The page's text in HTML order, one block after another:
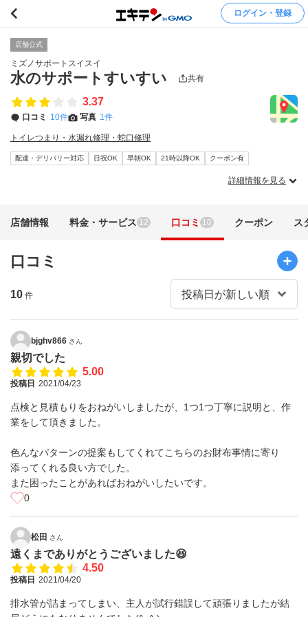
ログイン・登録
店舗公式
ミズノサポートスイスイ
水のサポートすいすい 共有
3.37
口コミ 10件 写真 1件
トイレつまり・水漏れ修理・蛇口修理
配達・デリバリー対応 日祝OK 早朝OK 21時以降OK クーポン有
詳細情報を見る
店舗情報 料金・サービス 12 口コミ 10 クーポン ス
口コミ
10 件
bjghv866 さん
親切でした
5.00
投稿日 2021/04/23
点検と見積もりをおねがいしましたが、1つ1つ丁寧に説明と、作
業をして頂きました。
色んなパターンの提案もしてくれてこちらのお財布事情に寄り
添ってくれる良い方でした。
また困ったことがあればおねがいしたいです。
0
松田 さん
遠くまでありがとうございました😆
4.50
投稿日 2021/04/20
排水管が詰まってしまい、主人が試行錯誤して頑張りましたが結